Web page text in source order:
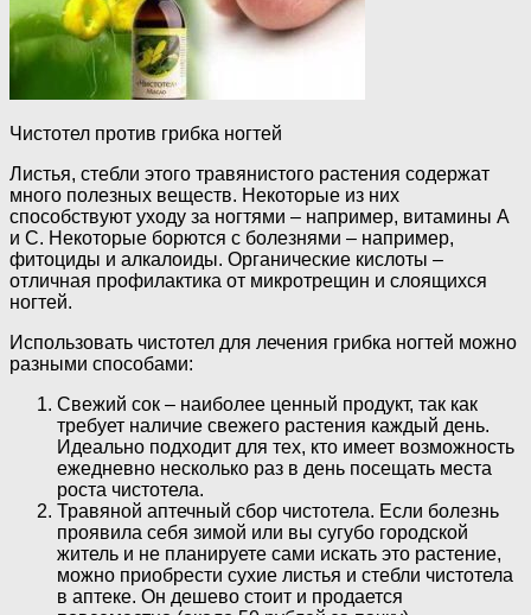
Чистотел против грибка ногтей
Листья, стебли этого травянистого растения содержат
много полезных веществ. Некоторые из них
способствуют уходу за ногтями – например, витамины А
и С. Некоторые борются с болезнями – например,
фитоциды и алкалоиды. Органические кислоты –
отличная профилактика от микротрещин и слоящихся
ногтей.
Использовать чистотел для лечения грибка ногтей можно
разными способами:
Свежий сок – наиболее ценный продукт, так как
требует наличие свежего растения каждый день.
Идеально подходит для тех, кто имеет возможность
ежедневно несколько раз в день посещать места
роста чистотела.
Травяной аптечный сбор чистотела. Если болезнь
проявила себя зимой или вы сугубо городской
житель и не планируете сами искать это растение,
можно приобрести сухие листья и стебли чистотела
в аптеке. Он дешево стоит и продается